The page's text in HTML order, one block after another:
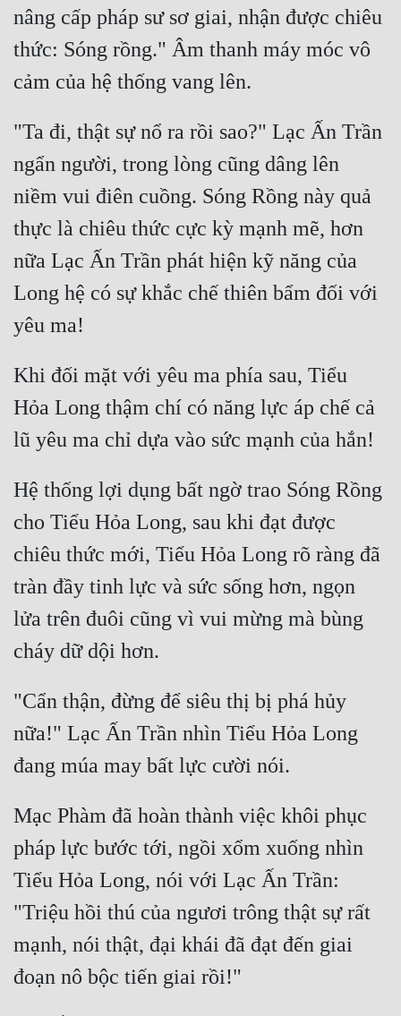
nâng cấp pháp sư sơ giai, nhận được chiêu
thức: Sóng rồng." Âm thanh máy móc vô
"Ta đi, thật sự nổ ra rồi sao?" Lạc Ấn Trần
ngẩn người, trong lòng cũng dâng lên
niềm vui điên cuồng. Sóng Rồng này quả
thực là chiêu thức cực kỳ mạnh mẽ, hơn
nữa Lạc Ấn Trần phát hiện kỹ năng của
Long hệ có sự khắc chế thiên bẩm đối với
Khi đối mặt với yêu ma phía sau, Tiểu
Hỏa Long thậm chí có năng lực áp chế cả
Hệ thống lợi dụng bất ngờ trao Sóng Rồng
cho Tiểu Hỏa Long, sau khi đạt được
chiêu thức mới, Tiểu Hỏa Long rõ ràng đã
tràn đầy tinh lực và sức sống hơn, ngọn
lửa trên đuôi cũng vì vui mừng mà bùng
"Cẩn thận, đừng để siêu thị bị phá hủy
nữa!" Lạc Ấn Trần nhìn Tiểu Hỏa Long
Mạc Phàm đã hoàn thành việc khôi phục
pháp lực bước tới, ngồi xổm xuống nhìn
Tiểu Hỏa Long, nói với Lạc Ấn Trần:
"Triệu hồi thú của ngươi trông thật sự rất
mạnh, nói thật, đại khái đã đạt đến giai